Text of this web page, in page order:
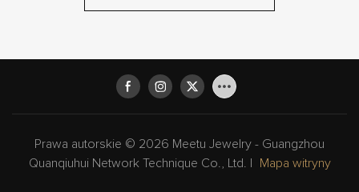
Prawa autorskie © 2026 Meetu Jewelry - Guangzhou
Quanqiuhui Network Technique Co., Ltd. |
Mapa witryny